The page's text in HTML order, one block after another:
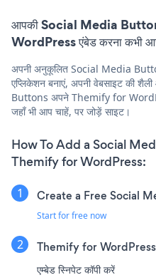
आपकी Social Media
WordPress एंबेड करना कभी
अपनी अनुकूलित Social Media
एप्लिकेशन बनाएं, अपनी वेबसाइट की
Buttons अपने Themify for
जहाँ भी आप चाहें, पर जोड़ें साइट।
How To Add a Social
Themify for WordPress:
Create a Free Social
Start for free now
Themify for
एम्बेड स्निपेट कॉपी करें